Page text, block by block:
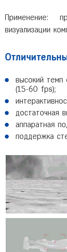
Применение:
визуализации
высокий темп
(15-60 fps);
достаточная
аппаратная
поддержка